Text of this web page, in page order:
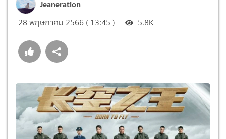
Jeaneration
28 พฤษภาคม 2566 ( 13:45 ) 5.8K